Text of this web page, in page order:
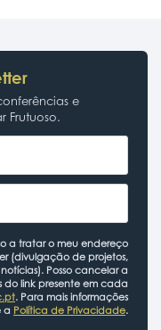
e
Frutuoso.
a tratar o meu endereço
(divulgação de projetos,
Posso cancelar a
do link presente em cada
. Para mais informações
a Política de Privacidade.